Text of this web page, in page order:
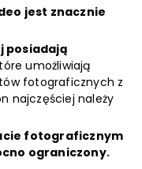
jest znacznie
posiadają
umożliwiają
fotograficznych z
najczęściej należy
fotograficznym
ograniczony.